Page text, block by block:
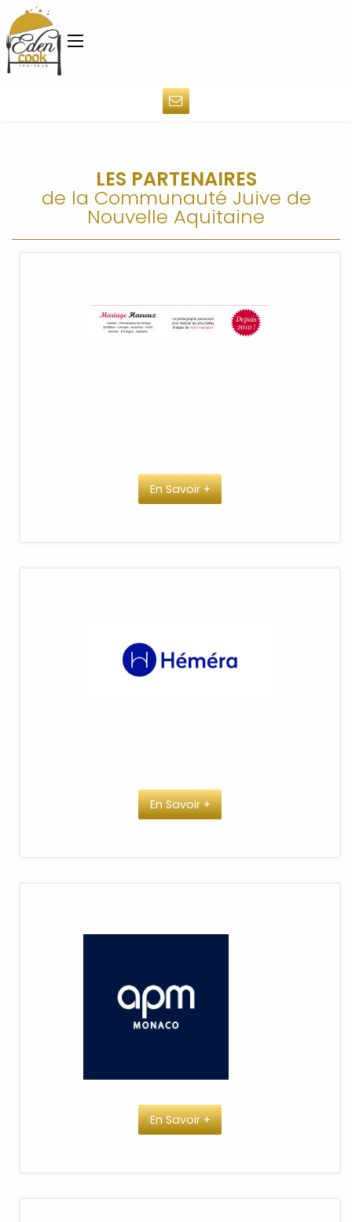
LES PARTENAIRES
de la Communauté Juive de
Nouvelle Aquitaine
En Savoir +
En Savoir +
En Savoir +